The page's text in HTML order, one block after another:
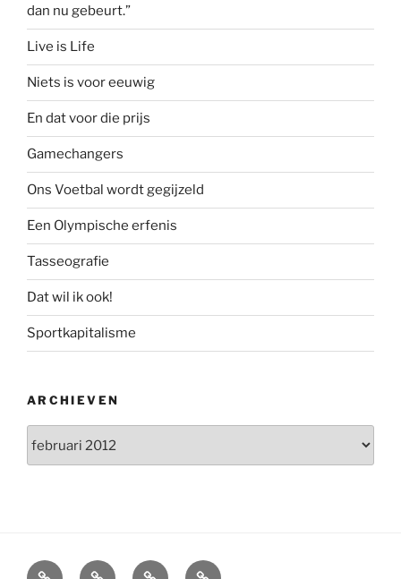
dan nu gebeurt.”
Live is Life
Niets is voor eeuwig
En dat voor die prijs
Gamechangers
Ons Voetbal wordt gegijzeld
Een Olympische erfenis
Tasseografie
Dat wil ik ook!
Sportkapitalisme
ARCHIEVEN
Home InterviewBoeken Over